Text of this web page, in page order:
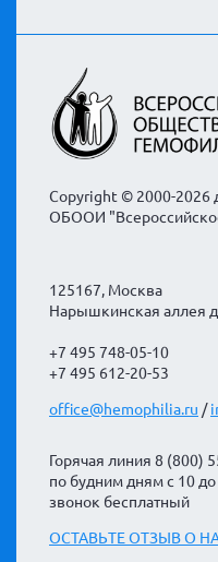
Copyright © 2000-2026
ОБООИ
125167, Москва
Нарышкинская аллея д.
+7 495 748-05-10
+7 495 612-20-53
office@hemophilia.ru /
Горячая линия 8 (800)
по будним дням с 10
звонок бесплатный
ОСТАВЬТЕ ОТЗЫВ О